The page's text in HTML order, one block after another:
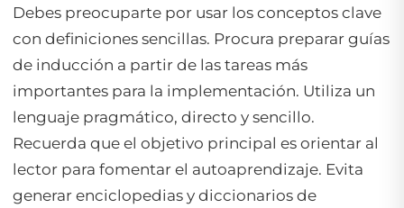
Debes preocuparte por usar los conceptos clave
con definiciones sencillas. Procura preparar guías
de inducción a partir de las tareas más
importantes para la implementación. Utiliza un
lenguaje pragmático, directo y sencillo.
Recuerda que el objetivo principal es orientar al
lector para fomentar el autoaprendizaje. Evita
generar enciclopedias y diccionarios de